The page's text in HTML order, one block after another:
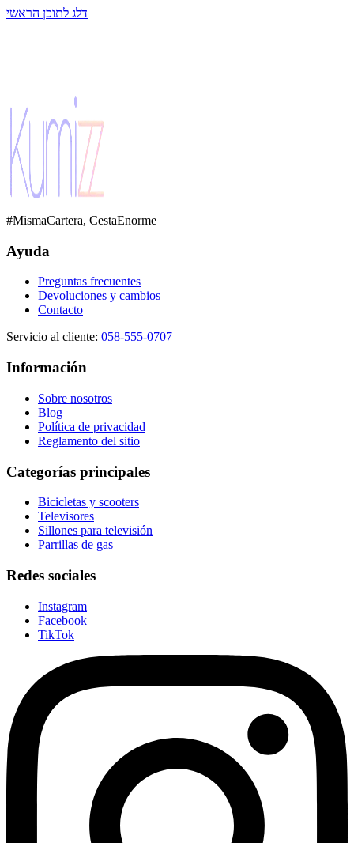
דלג לתוכן הראשי
#MismaCartera, CestaEnorme
Ayuda
Preguntas frecuentes
Devoluciones y cambios
Contacto
Servicio al cliente: 058-555-0707
Información
Sobre nosotros
Blog
Política de privacidad
Reglamento del sitio
Categorías principales
Bicicletas y scooters
Televisores
Sillones para televisión
Parrillas de gas
Redes sociales
Instagram
Facebook
TikTok